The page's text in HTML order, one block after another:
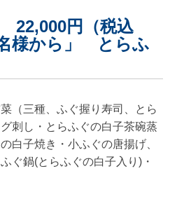
22,000円（税込
様から」 とらふ
（三種、ふぐ握り寿司、とら
刺し・とらふぐの白子茶碗蒸
白子焼き・小ふぐの唐揚げ、
ぐ鍋(とらふぐの白子入り)・